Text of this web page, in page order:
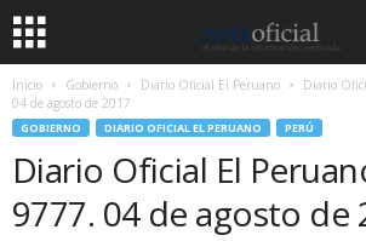
Inicio Gobierno Diario Oficial El Peruano
Diario
04 de agosto de 2017
GOBIERNO DIARIO OFICIAL EL PERUANO PERÚ
Diario Oficial El
9777. 04 de agosto de